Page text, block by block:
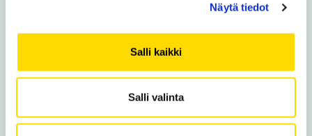
Näytä tiedot
Salli kaikki
Salli valinta
maksuttomiin korkeakouluopintoihin
Kansainvälinen joukko syventää
suomen taitoaan Vaasassa